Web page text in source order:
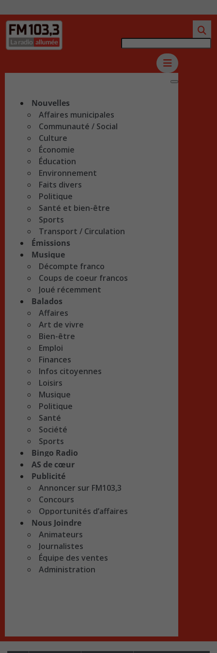
Nouvelles
Affaires municipales
Communauté / Social
Culture
Économie
Éducation
Environnement
Faits divers
Politique
Santé et bien-être
Sports
Transport / Circulation
Émissions
Musique
Décompte franco
Coups de coeur francos
Joué récemment
Balados
Affaires
Art de vivre
Bien-être
Emploi
Finances
Infos citoyennes
Loisirs
Musique
Politique
Santé
Société
Sports
Bingo Radio
AS de cœur
Publicité
Annoncer sur FM103,3
Concours
Opportunités d’affaires
Nous Joindre
Animateurs
Journalistes
Équipe des ventes
Administration